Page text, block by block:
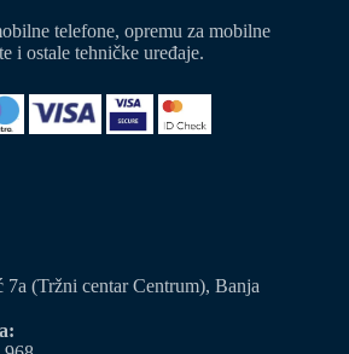
telefone, opremu za mobilne
i ostale tehničke uređaje.
(Tržni centar Centrum), Banja